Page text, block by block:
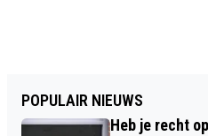
POPULAIR NIEUWS
Heb je recht